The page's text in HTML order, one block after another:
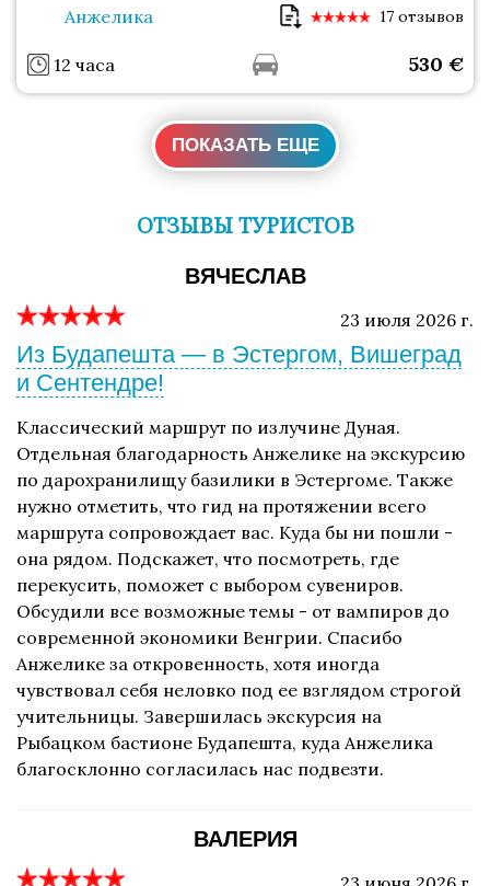
Анжелика 17 отзывов
12 часа 530 €
ПОКАЗАТЬ ЕЩЕ
ОТЗЫВЫ ТУРИСТОВ
ВЯЧЕСЛАВ
23 июля 2026 г.
Из Будапешта — в Эстергом, Вишеград
и Сентендре!
Классический маршрут по излучине Дуная.
Отдельная благодарность Анжелике на экскурсию
по дарохранилищу базилики в Эстергоме. Также
нужно отметить, что гид на протяжении всего
маршрута сопровождает вас. Куда бы ни пошли -
она рядом. Подскажет, что посмотреть, где
перекусить, поможет с выбором сувениров.
Обсудили все возможные темы - от вампиров до
современной экономики Венгрии. Спасибо
Анжелике за откровенность, хотя иногда
чувствовал себя неловко под ее взглядом строгой
учительницы. Завершилась экскурсия на
Рыбацком бастионе Будапешта, куда Анжелика
благосклонно согласилась нас подвезти.
ВАЛЕРИЯ